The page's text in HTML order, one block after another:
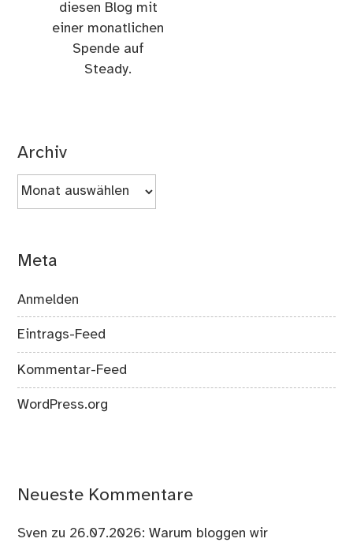
diesen Blog mit
einer monatlichen
Spende auf
Steady.
Archiv
Archiv
Meta
Anmelden
Eintrags-Feed
Kommentar-Feed
WordPress.org
Neueste Kommentare
Sven zu 26.07.2026: Warum bloggen wir